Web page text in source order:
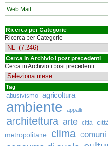
Web Mail
Ricerca per Categorie
Ricerca per Categorie
Cerca in Archivio i post precedenti
Cerca in Archivio i post precedenti
Tag
abusivismo agricoltura
ambiente appalti
architettura arte città
metropolitane
clima comuni